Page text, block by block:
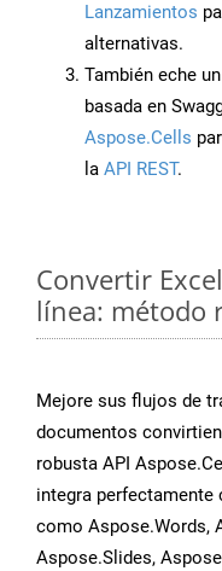
Lanzamientos
alternativas.
También eche
basada en
Aspose.Cells
la API REST.
Convertir
línea: método
Mejore sus flujos de
documentos
robusta API
integra perfectamente
como Aspose.Words,
Aspose.Slides,